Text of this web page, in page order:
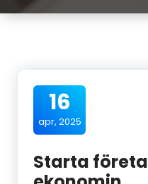
16
apr, 2025
Starta